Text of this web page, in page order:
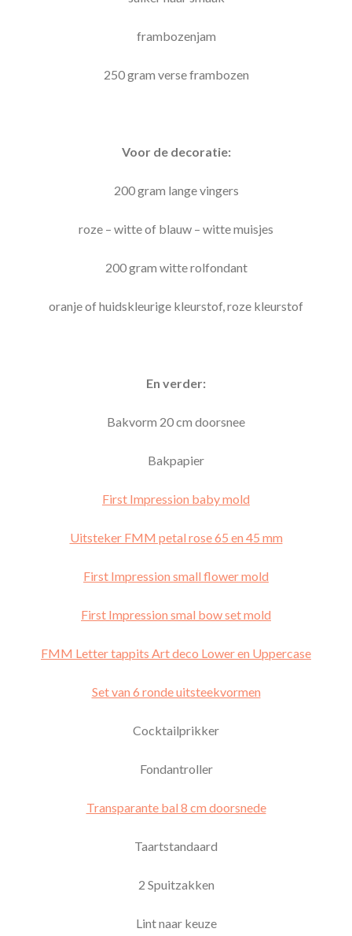
frambozenjam
250 gram verse frambozen
Voor de decoratie:
200 gram lange vingers
roze – witte of blauw – witte muisjes
200 gram witte rolfondant
oranje of huidskleurige kleurstof, roze kleurstof
En verder:
Bakvorm 20 cm doorsnee
Bakpapier
First Impression baby mold
Uitsteker FMM petal rose 65 en 45 mm
First Impression small flower mold
First Impression smal bow set mold
FMM Letter tappits Art deco Lower en Uppercase
Set van 6 ronde uitsteekvormen
Cocktailprikker
Fondantroller
Transparante bal 8 cm doorsnede
Taartstandaard
2 Spuitzakken
Lint naar keuze